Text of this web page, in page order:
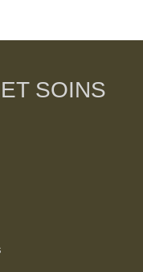
SOINS